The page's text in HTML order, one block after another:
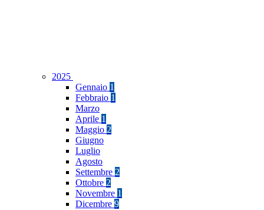
2025
Gennaio 1
Febbraio 1
Marzo
Aprile 1
Maggio 2
Giugno
Luglio
Agosto
Settembre 2
Ottobre 2
Novembre 1
Dicembre 9